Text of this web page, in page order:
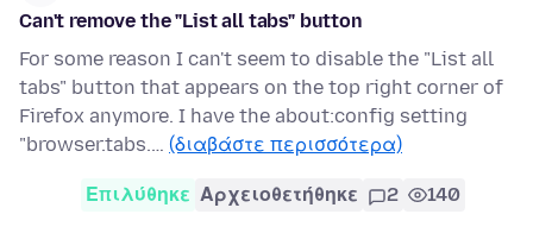
Can't remove the "List all tabs" button
For some reason I can't seem to disable the "List all
tabs" button that appears on the top right corner of
Firefox anymore. I have the about:config setting
"browser.tabs.… (διαβάστε περισσότερα)
Επιλύθηκε Αρχειοθετήθηκε 2 140